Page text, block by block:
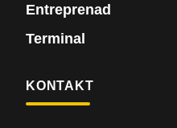
Entreprenad
Terminal
KONTAKT